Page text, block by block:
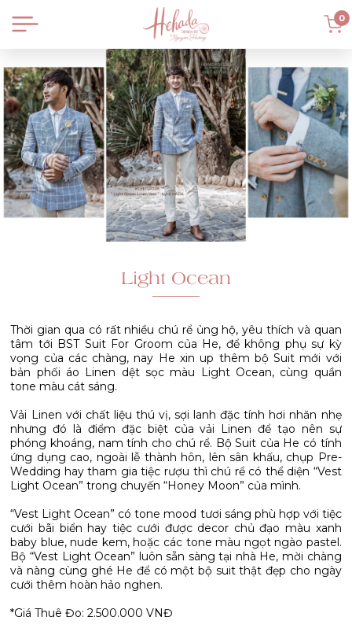
0
Light Ocean
Thời gian qua có rất nhiều chú rể ủng hộ, yêu thích và quan
tâm tới BST Suit For Groom của He, để không phụ sự kỳ
vọng của các chàng, nay He xin up thêm bộ Suit mới với
bản phối áo Linen dệt sọc màu Light Ocean, cùng quần
tone màu cát sáng.
Vải Linen với chất liệu thú vị, sợi lanh đặc tính hơi nhăn nhẹ
nhưng đó là điểm đặc biệt của vải Linen để tạo nên sự
phóng khoáng, nam tính cho chú rể. Bộ Suit của He có tính
ứng dụng cao, ngoài lễ thành hôn, lên sân khấu, chụp Pre-
Wedding hay tham gia tiệc rượu thì chú rể có thể diện “Vest
Light Ocean” trong chuyến “Honey Moon” của mình.
“Vest Light Ocean” có tone mood tươi sáng phù hợp với tiệc
cưới bãi biển hay tiệc cưới được decor chủ đạo màu xanh
baby blue, nude kem, hoặc các tone màu ngọt ngào pastel.
Bộ “Vest Light Ocean” luôn sẵn sàng tại nhà He, mời chàng
và nàng cùng ghé He để có một bộ suit thật đẹp cho ngày
cưới thêm hoàn hảo nghen.